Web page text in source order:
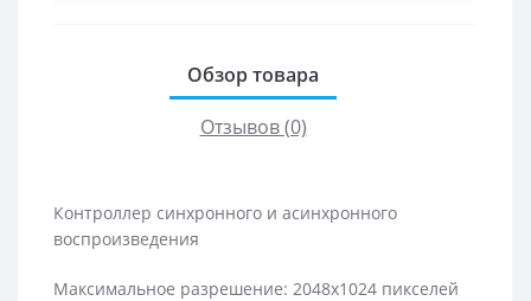
Обзор товара
Отзывов (0)
Контроллер синхронного и асинхронного
воспроизведения
Максимальное разрешение: 2048х1024 пикселей